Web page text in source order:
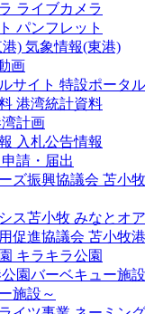
ライブカメラ
パンフレット
気象情報(東港)
画
特設ポータ
港湾統計資料
計画
入札公告情報
申請・届出
苫小
みなとオ
苫小牧
キラキラ公園
施設～